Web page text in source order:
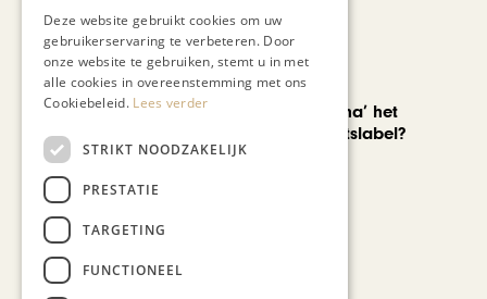
AUTOMOTIVE
Is ‘Made in China’ het
nieuwe kwaliteitslabel?
Deze website gebruikt cookies om uw
gebruikerservaring te verbeteren. Door
onze website te gebruiken, stemt u in met
alle cookies in overeenstemming met ons
Cookiebeleid. Lees verder
STRIKT NOODZAKELIJK
PRESTATIE
TARGETING
FUNCTIONEEL